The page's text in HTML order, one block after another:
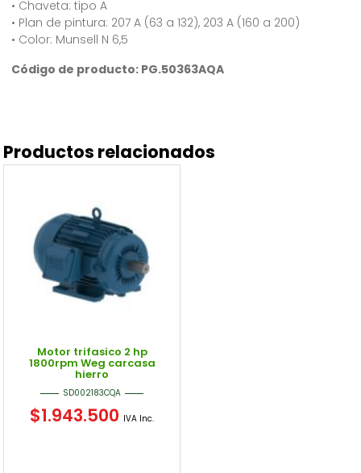
• Chaveta: tipo A
• Plan de pintura: 207 A (63 a 132), 203 A (160 a 200)
• Color: Munsell N 6,5
Código de producto: PG.50363AQA
Productos relacionados
Motor trifasico 2 hp
1800rpm Weg carcasa
hierro
SD002183CQA
$1.943.500 IVA Inc.